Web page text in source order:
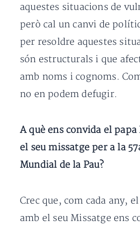
aquestes situacions de
però cal un canvi de
per resoldre aquestes
són estructurals i que
amb noms i cognoms.
no en podem defugir.
A què ens convida el papa
el seu missatge per a la
Mundial de la Pau?
Crec que, com cada any,
amb el seu Missatge ens